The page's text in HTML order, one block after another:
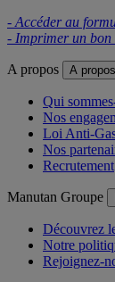
- Accéder au
- Imprimer un bon
A propos A propos
Qui
Nos
Loi Anti-
Nos
Recrutement
Manutan Groupe
Découvrez
Notre
Rejoignez-